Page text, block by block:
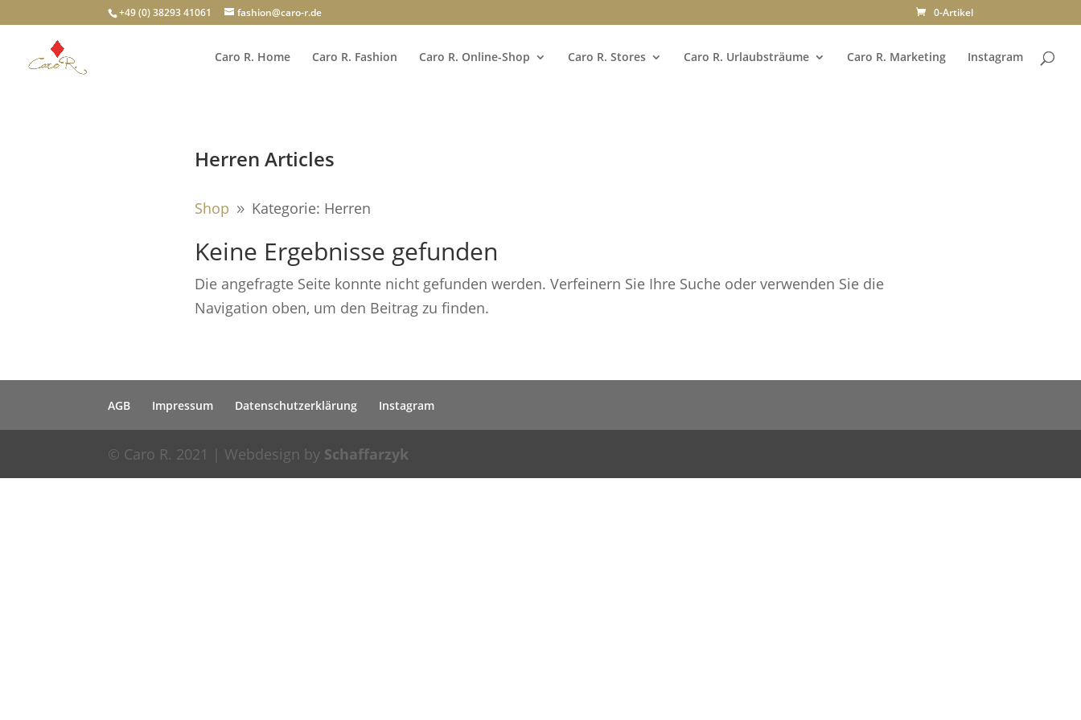
+49 (0) 38293 41061 fashion@caro-r.de 0-Artikel
Caro R. Home Caro R. Fashion Caro R. Online-Shop Caro R. Stores Caro R. Urlaubsträume Caro R. Marketing Instagram
Herren Articles
Shop 9 Kategorie: Herren
Keine Ergebnisse gefunden
Die angefragte Seite konnte nicht gefunden werden. Verfeinern Sie Ihre Suche oder verwenden Sie die
Navigation oben, um den Beitrag zu finden.
AGB Impressum Datenschutzerklärung Instagram
© Caro R. 2021 | Webdesign by Schaffarzyk